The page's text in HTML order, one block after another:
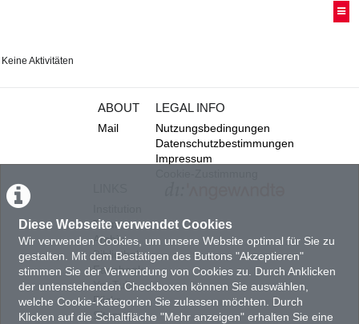
Diese Webseite verwendet Cookies
Wir verwenden Cookies, um unsere Website optimal für Sie zu
gestalten. Mit dem Bestätigen des Buttons "Akzeptieren"
stimmen Sie der Verwendung von Cookies zu. Durch Anklicken
der untenstehenden Checkboxen können Sie auswählen,
welche Cookie-Kategorien Sie zulassen möchten. Durch
Klicken auf die Schaltfläche "Mehr anzeigen" erhalten Sie eine
Keine Aktivitäten
ABOUT
Mail
LEGAL INFO
Nutzungsbedingungen
Datenschutzbestimmungen
Impressum
Team
Archiv
Bibliothek
Facebook
YouTube
Flickr
Sitemap